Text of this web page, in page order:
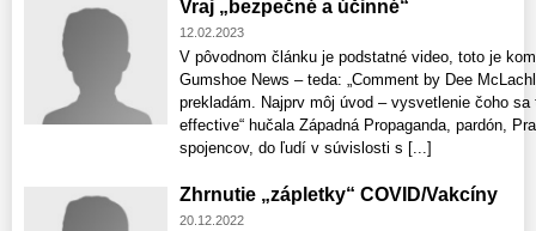
Vraj „bezpečné a účinné“
12.02.2023
V pôvodnom článku je podstatné video, toto je
Gumshoe News – teda: „Comment by Dee
prekladám. Najprv môj úvod – vysvetlenie čoho
effective“ hučala Západná Propaganda, pardón,
spojencov, do ľudí v súvislosti s [...]
Zhrnutie „zápletky“ COVID/Vakcíny
20.12.2022